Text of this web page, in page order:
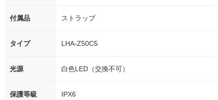
付属品 ストラップ
タイプ LHA-Z50C5
光源 白色LED（交換不可）
保護等級 IPX6